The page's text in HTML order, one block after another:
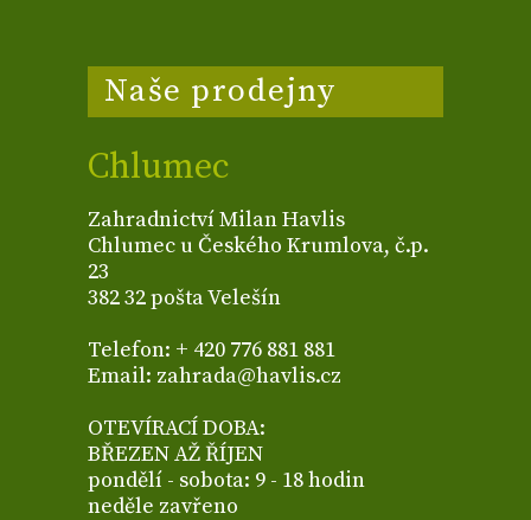
Naše prodejny
Chlumec
Zahradnictví Milan Havlis
Chlumec u Českého Krumlova, č.p.
23
382 32 pošta Velešín
Telefon: + 420 776 881 881
Email: zahrada@havlis.cz
OTEVÍRACÍ DOBA:
BŘEZEN AŽ ŘÍJEN
pondělí - sobota: 9 - 18 hodin
neděle zavřeno